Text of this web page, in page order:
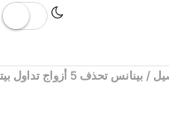
/ بينانس تحذف 5 أزواج تداول بيتكوين بين عشية وضحاها: التفاصيل